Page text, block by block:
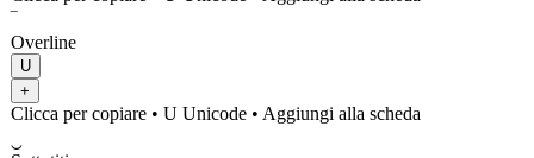
Overline
U
+
Clicca per copiare • U Unicode • Aggiungi alla scheda